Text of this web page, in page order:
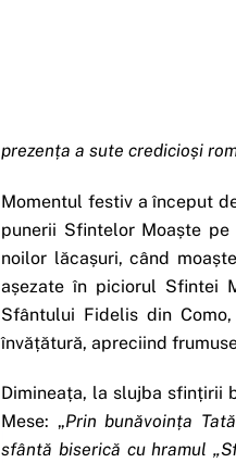
prezența a sute credicioși
Momentul festiv a început
punerii Sfintelor Moaște
noilor lăcașuri, când
așezate în piciorul Sfintei
Sfântului Fidelis din
învățătură, apreciind
Dimineața, la slujba sfințirii
Mese: „Prin bunăvoința
sfântă biserică cu hramul